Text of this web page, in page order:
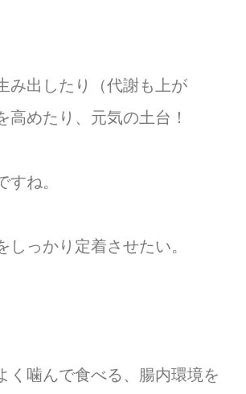
み出したり（代謝も上が
高めたり、元気の土台！
ね。
しっかり定着させたい。
く噛んで食べる、腸内環境を